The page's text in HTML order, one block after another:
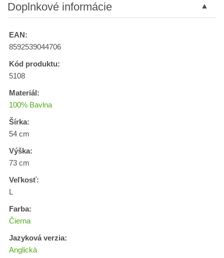
Doplnkové informácie
EAN:
8592539044706
Kód produktu:
5108
Materiál:
100% Bavlna
Šírka:
54 cm
Výška:
73 cm
Veľkosť:
L
Farba:
Čierna
Jazyková verzia:
Anglická